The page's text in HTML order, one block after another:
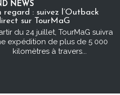
NEWS
regard : suivez l’Outback
sur TourMaG
du 24 juillet, TourMaG suivra
expédition de plus de 5 000
kilomètres à travers...